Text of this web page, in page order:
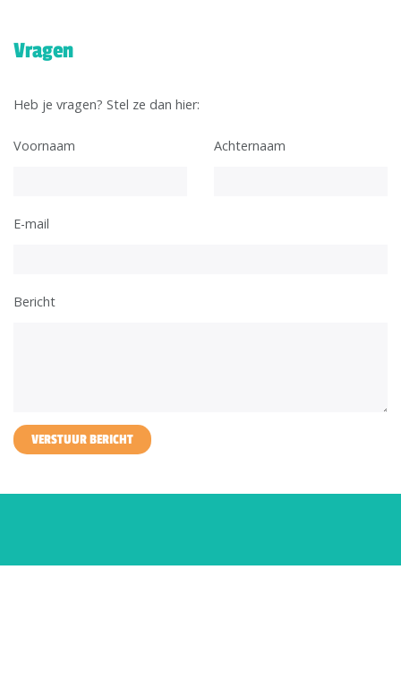
Vragen
Heb je vragen? Stel ze dan hier:
Voornaam Achternaam
E-mail
Bericht
VERSTUUR BERICHT